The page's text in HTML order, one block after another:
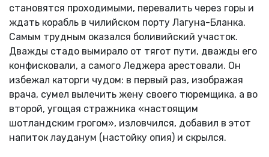
становятся проходимыми, перевалить через горы и
ждать корабль в чилийском порту Лагуна-Бланка.
Самым трудным оказался боливийский участок.
Дважды стадо вымирало от тягот пути, дважды его
конфисковали, а самого Леджера арестовали. Он
избежал каторги чудом: в первый раз, изображая
врача, сумел вылечить жену своего тюремщика, а во
второй, угощая стражника «настоящим
шотландским грогом», изловчился, добавил в этот
напиток лауданум (настойку опия) и скрылся.